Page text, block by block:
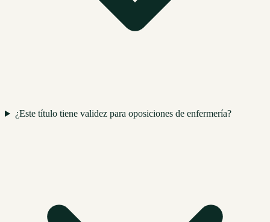
¿Este título tiene validez para oposiciones de enfermería?